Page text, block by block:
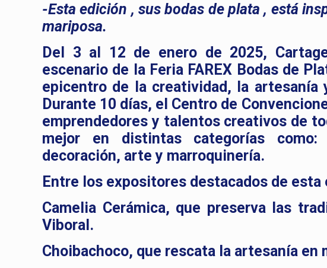
-Esta edición , sus bodas de plata , está
mariposa.
Del 3 al 12 de enero de 2025,
escenario de la Feria FAREX Bodas de
epicentro de la creatividad, la artesanía
Durante 10 días, el Centro de
emprendedores y talentos creativos de
mejor en distintas categorías
decoración, arte y marroquinería.
Entre los expositores destacados de
Camelia Cerámica, que preserva las
Viboral.
Choibachoco, que rescata la artesanía en